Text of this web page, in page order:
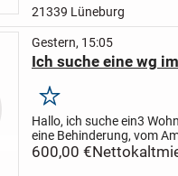
21339 Lüneburg
Gestern, 15:05
Ich suche eine wg
Merken
Hallo, ich suche ein3
eine Behinderung, vom
600,00 €